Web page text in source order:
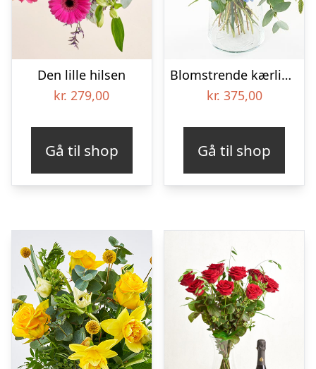
Den lille hilsen
kr. 279,00
Gå til shop
Blomstrende kærlighedsbuket, floristens valg – Send blomster med Bloomit
kr. 375,00
Gå til shop